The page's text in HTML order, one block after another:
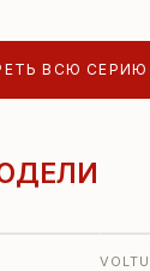
ВСЮ СЕРИЮ